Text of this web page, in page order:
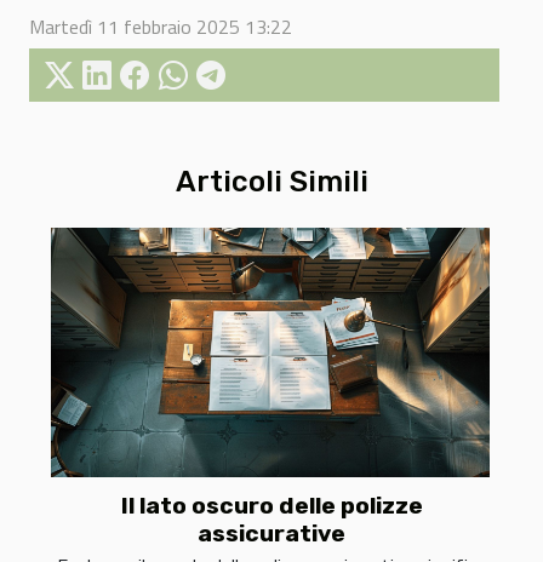
Martedì 11 febbraio 2025 13:22
Articoli Simili
Il lato oscuro delle polizze
assicurative